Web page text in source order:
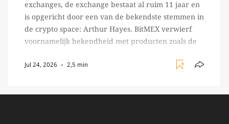
exchanges, de exchange bestaat al ruim 11 jaar en
is opgericht door een van de bekendste stemmen in
de crypto space: Arthur Hayes. BitMEX verwierf
voornamelijk bekendheid met producten zoals de
exchange vooral bekend om het brede aanbod in
Jul 24, 2026 2,5 min